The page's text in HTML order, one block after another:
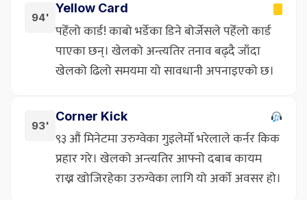
94'
Yellow Card
पहेँलो कार्ड! काबो भर्डेका डिने बोर्जेसले पहेँलो कार्ड
पाएका छन्। खेलको अन्त्यतिर तनाव बढ्दै जाँदा
खेलको ढिलो समयमा यो सावधानी अपनाइएको छ।
93'
Corner Kick
९३ औं मिनेटमा उरुग्वेका गुइलेर्मो भरेलाले कर्नर किक
प्रहार गरे। खेलको अन्त्यतिर आफ्नो दबाब कायम
राख्न खोजिरहेका उरुग्वेका लागि यो अर्को अवसर हो।